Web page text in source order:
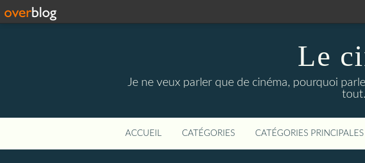
Le
Je ne veux parler que de cinéma, pourquoi
ACCUEIL CATÉGORIES CATÉGORIES PRINCIPALES